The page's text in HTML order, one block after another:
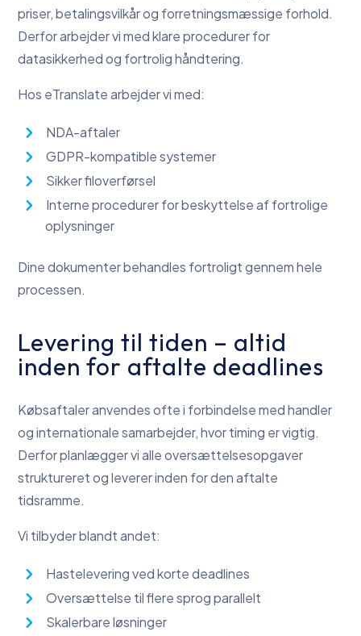
priser, betalingsvilkår og forretningsmæssige forhold.
Derfor arbejder vi med klare procedurer for
datasikkerhed og fortrolig håndtering.
Hos eTranslate arbejder vi med:
NDA-aftaler
GDPR-kompatible systemer
Sikker filoverførsel
Interne procedurer for beskyttelse af fortrolige
oplysninger
Dine dokumenter behandles fortroligt gennem hele
processen.
Levering til tiden – altid
inden for aftalte deadlines
Købsaftaler anvendes ofte i forbindelse med handler
og internationale samarbejder, hvor timing er vigtig.
Derfor planlægger vi alle oversættelsesopgaver
struktureret og leverer inden for den aftalte
tidsramme.
Vi tilbyder blandt andet:
Hastelevering ved korte deadlines
Oversættelse til flere sprog parallelt
Skalerbare løsninger